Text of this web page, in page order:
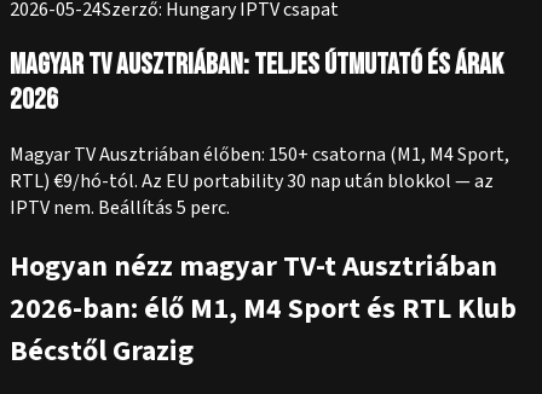
2026-05-24Szerző: Hungary IPTV csapat
Magyar TV Ausztriában: Teljes Útmutató és Árak
2026
Magyar TV Ausztriában élőben: 150+ csatorna (M1, M4 Sport,
RTL) €9/hó-tól. Az EU portability 30 nap után blokkol — az
IPTV nem. Beállítás 5 perc.
Hogyan nézz magyar TV-t Ausztriában
2026-ban: élő M1, M4 Sport és RTL Klub
Bécstől Grazig